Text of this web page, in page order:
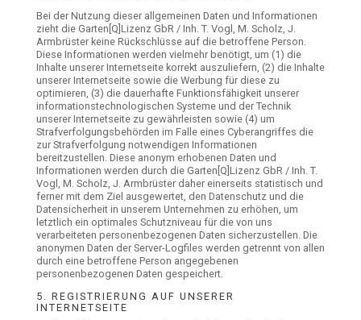
Bei der Nutzung dieser allgemeinen Daten und Informationen
zieht die Garten[Q]Lizenz GbR / Inh. T. Vogl, M. Scholz, J.
Armbrüster keine Rückschlüsse auf die betroffene Person.
Diese Informationen werden vielmehr benötigt, um (1) die
Inhalte unserer Internetseite korrekt auszuliefern, (2) die Inhalte
unserer Internetseite sowie die Werbung für diese zu
optimieren, (3) die dauerhafte Funktionsfähigkeit unserer
informationstechnologischen Systeme und der Technik
unserer Internetseite zu gewährleisten sowie (4) um
Strafverfolgungsbehörden im Falle eines Cyberangriffes die
zur Strafverfolgung notwendigen Informationen
bereitzustellen. Diese anonym erhobenen Daten und
Informationen werden durch die Garten[Q]Lizenz GbR / Inh. T.
Vogl, M. Scholz, J. Armbrüster daher einerseits statistisch und
ferner mit dem Ziel ausgewertet, den Datenschutz und die
Datensicherheit in unserem Unternehmen zu erhöhen, um
letztlich ein optimales Schutzniveau für die von uns
verarbeiteten personenbezogenen Daten sicherzustellen. Die
anonymen Daten der Server-Logfiles werden getrennt von allen
durch eine betroffene Person angegebenen
personenbezogenen Daten gespeichert.
5. REGISTRIERUNG AUF UNSERER
INTERNETSEITE